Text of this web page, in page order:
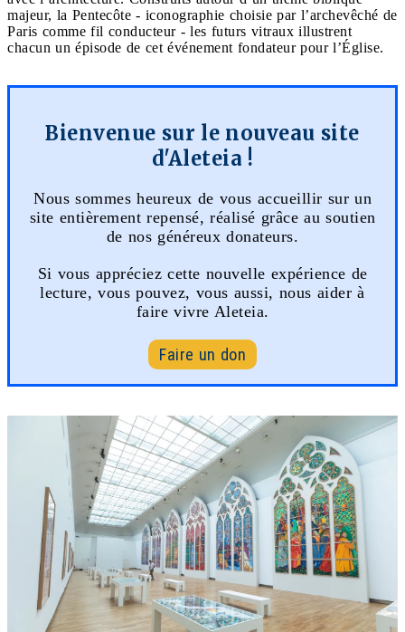
majeur, la Pentecôte - iconographie choisie par l’archevêché de
Paris comme fil conducteur - les futurs vitraux illustrent
chacun un épisode de cet événement fondateur pour l’Église.
Bienvenue sur le nouveau site
d'Aleteia !
Nous sommes heureux de vous accueillir sur un
site entièrement repensé, réalisé grâce au soutien
de nos généreux donateurs.
Si vous appréciez cette nouvelle expérience de
lecture, vous pouvez, vous aussi, nous aider à
faire vivre Aleteia.
Faire un don